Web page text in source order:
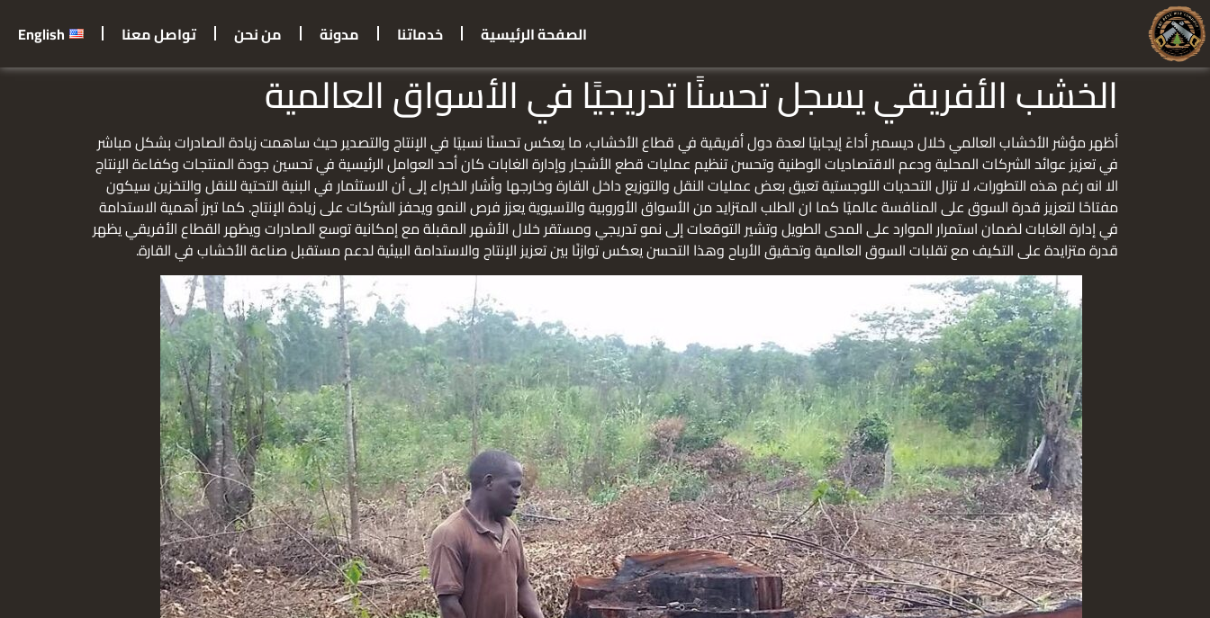
الصفحة الرئيسية خدماتنا مدونة من نحن تواصل معنا English
الخشب الأفريقي يسجل تحسنًا تدريجيًا في الأسواق العالمية
أظهر مؤشر الأخشاب العالمي خلال ديسمبر أداءً إيجابيًا لعدة دول أفريقية في قطاع الأخشاب، ما يعكس تحسنًا نسبيًا في الإنتاج والتصدير حيث ساهمت زيادة الصادرات بشكل مباشر
في تعزيز عوائد الشركات المحلية ودعم الاقتصاديات الوطنية وتحسن تنظيم عمليات قطع الأشجار وإدارة الغابات كان أحد العوامل الرئيسية في تحسين جودة المنتجات وكفاءة الإنتاج
الا انه رغم هذه التطورات، لا تزال التحديات اللوجستية تعيق بعض عمليات النقل والتوزيع داخل القارة وخارجها وأشار الخبراء إلى أن الاستثمار في البنية التحتية للنقل والتخزين سيكون
مفتاحًا لتعزيز قدرة السوق على المنافسة عالميًا كما ان الطلب المتزايد من الأسواق الأوروبية والآسيوية يعزز فرص النمو ويحفز الشركات على زيادة الإنتاج. كما تبرز أهمية الاستدامة
في إدارة الغابات لضمان استمرار الموارد على المدى الطويل وتشير التوقعات إلى نمو تدريجي ومستقر خلال الأشهر المقبلة مع إمكانية توسع الصادرات ويظهر القطاع الأفريقي يظهر
قدرة متزايدة على التكيف مع تقلبات السوق العالمية وتحقيق الأرباح وهذا التحسن يعكس توازنًا بين تعزيز الإنتاج والاستدامة البيئية لدعم مستقبل صناعة الأخشاب في القارة.